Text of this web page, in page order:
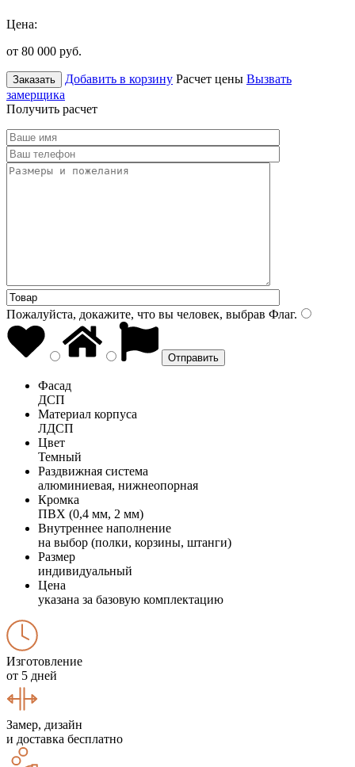
Цена:
от 80 000 руб.
Заказать Добавить в корзину Расчет цены Вызвать
замерщика
Получить расчет
Пожалуйста, докажите, что вы человек, выбрав Флаг.
Фасад
ДСП
Материал корпуса
ЛДСП
Цвет
Темный
Раздвижная система
алюминиевая, нижнеопорная
Кромка
ПВХ (0,4 мм, 2 мм)
Внутреннее наполнение
на выбор (полки, корзины, штанги)
Размер
индивидуальный
Цена
указана за базовую комплектацию
Изготовление
от 5 дней
Замер, дизайн
и доставка бесплатно